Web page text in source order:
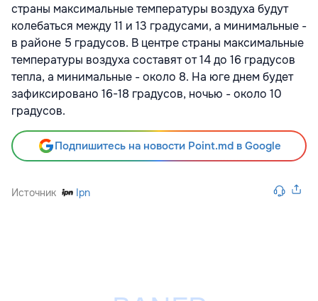
страны максимальные температуры воздуха будут
колебаться между 11 и 13 градусами, а минимальные -
в районе 5 градусов. В центре страны максимальные
температуры воздуха составят от 14 до 16 градусов
тепла, а минимальные - около 8. На юге днем будет
зафиксировано 16-18 градусов, ночью - около 10
градусов.
Подпишитесь на новости Point.md в Google
Источник Ipn